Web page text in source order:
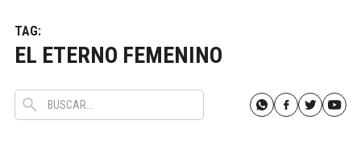
TAG:
EL ETERNO FEMENINO